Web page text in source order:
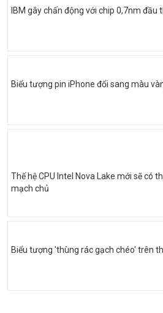
IBM gây chấn động với chip 0,7nm đầu
Biểu tượng pin iPhone đổi sang màu
Thế hệ CPU Intel Nova Lake mới sẽ có
mạch chủ
Biểu tượng 'thùng rác gạch chéo' trên